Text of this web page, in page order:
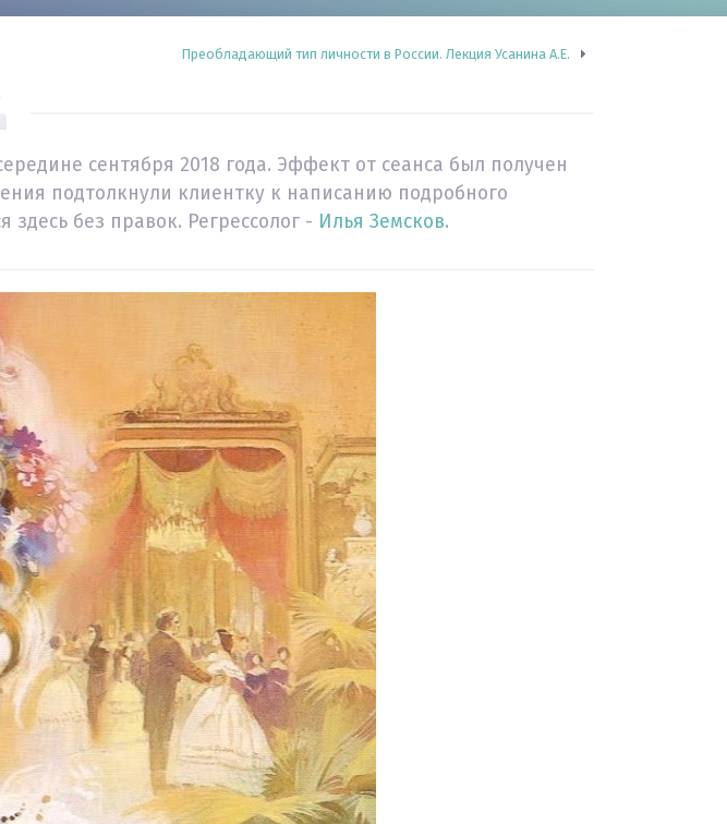
Преобладающий тип личности в России. Лекция Усанина А.Е.
сентября 2018 года. Эффект от сеанса был получен
подтолкнули клиентку к написанию подробного
без правок. Регрессолог - Илья Земсков.